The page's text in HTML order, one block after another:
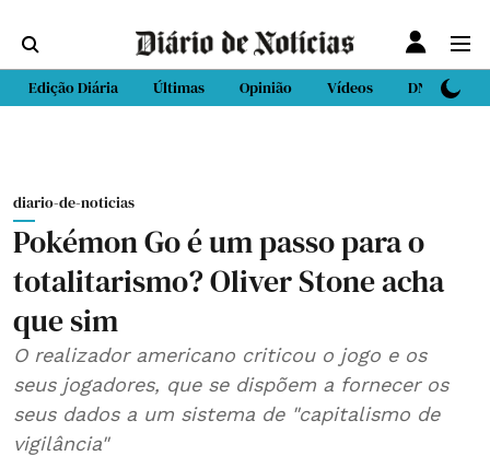
Edição Diária Últimas Opinião Vídeos DN Sport
diario-de-noticias
Pokémon Go é um passo para o
totalitarismo? Oliver Stone acha
que sim
O realizador americano criticou o jogo e os
seus jogadores, que se dispõem a fornecer os
seus dados a um sistema de "capitalismo de
vigilância"